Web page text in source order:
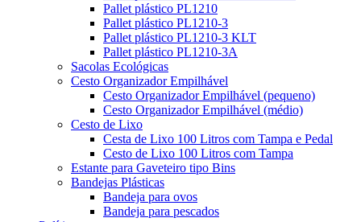
Pallet plástico PL1210
Pallet plástico PL1210-3
Pallet plástico PL1210-3 KLT
Pallet plástico PL1210-3A
Sacolas Ecológicas
Cesto Organizador Empilhável
Cesto Organizador Empilhável (pequeno)
Cesto Organizador Empilhável (médio)
Cesto de Lixo
Cesta de Lixo 100 Litros com Tampa e Pedal
Cesto de Lixo 100 Litros com Tampa
Estante para Gaveteiro tipo Bins
Bandejas Plásticas
Bandeja para ovos
Bandeja para pescados